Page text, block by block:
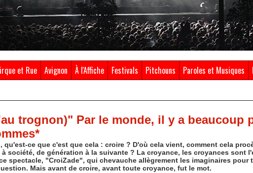
et Rue Avignon À l'Affiche Festivals Pitchouns Paroles et Musiques
trognon)" Par le monde, il y a beaucoup
qu'est-ce que c'est que cela : croire ? D'où cela vient, comment cela
société, de génération à la suivante ? La croyance, les croyances sont
spectacle, "CroiZade", qui chevauche allègrement les imaginaires pour
Mais avant de croire, avant toute croyance, fut le mot.